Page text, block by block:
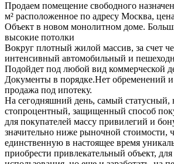
Продаем помещение свободного
м² расположенное по адресу Москва,
Объект в новом монолитном доме.
высокие потолки
Вокруг плотный жилой массив, за счет
интенсивный автомобильный и
Подойдет под любой вид коммерческой
Документы в порядке.Нет обременений
продажа под ипотеку.
На сегодняшний день, самый статусный,
стопроцентный, защищенный способ
для покупателей массу привилегий и
значительно ниже рыночной стоимости,
единственную в настоящее время
приобрести привлекательный объект,